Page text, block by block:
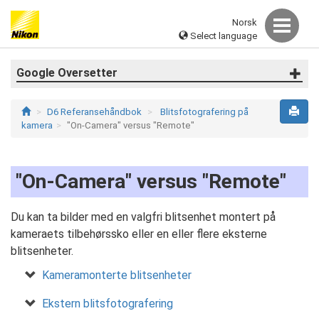
Norsk
Select language
Google Oversetter
D6 Referansehåndbok
Blitsfotografering på
kamera
"On-Camera" versus "Remote"
"On-Camera" versus "Remote"
Du kan ta bilder med en valgfri blitsenhet montert på
kameraets tilbehørssko eller en eller flere eksterne
blitsenheter.
Kameramonterte blitsenheter
Ekstern blitsfotografering